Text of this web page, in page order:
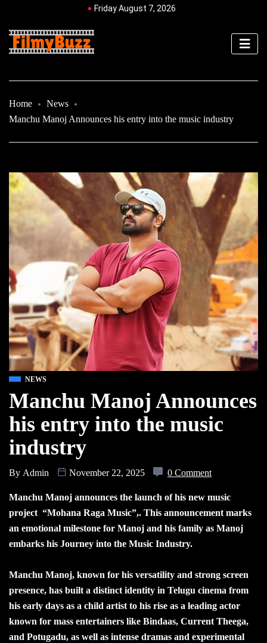
Friday August 7, 2026
Home
News
Manchu Manoj Announces his entry into the music industry
NEWS
Manchu Manoj Announces
his entry into the music
industry
By Admin November 22, 2025 0 Comment
Manchu Manoj announces the launch of his new music
project “Mohana Raga Music”,. This announcement marks
an emotional milestone for Manoj and his family as Manoj
embarks his Journey into the Music Industry.
Manchu Manoj, known for his versatility and strong screen
presence, has built a distinct identity in Telugu cinema from
his early days as a child artist to his rise as a leading actor
known for mass entertainers like Bindaas, Current Theega,
and Potugadu, as well as intense dramas and experimental